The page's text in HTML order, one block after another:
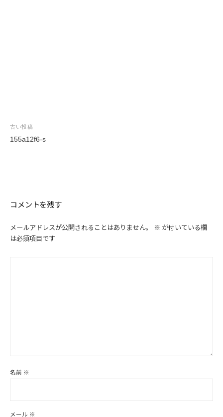
投
稿
シ
ョ
ン
古い投稿
155a12f6-s
コメントを残す
メールアドレスが公開されることはありません。 ※ が付いている欄
は必須項目です
名前 ※
メール ※